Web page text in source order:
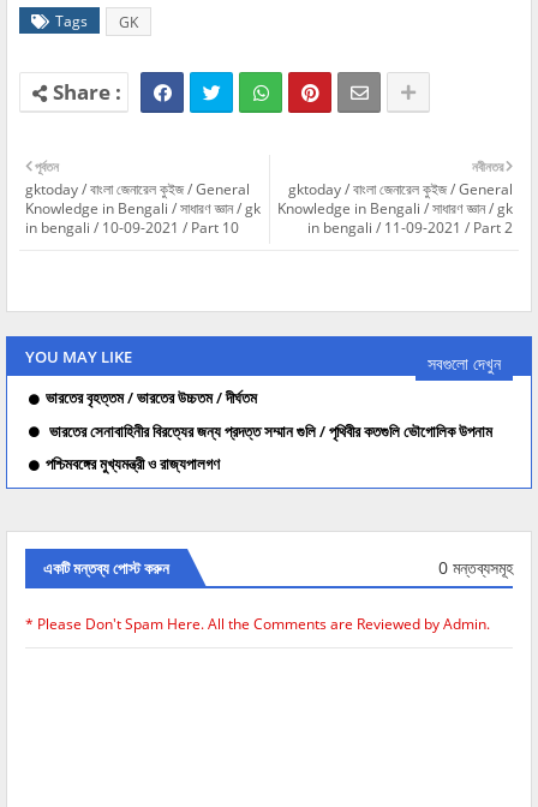
Tags GK
নবীনতর
gktoday / বাংলা জেনারেল কুইজ / General
Knowledge in Bengali / সাধারণ জ্ঞান / gk
in bengali / 11-09-2021 / Part 2
পূর্বতন
gktoday / বাংলা জেনারেল কুইজ / General
Knowledge in Bengali / সাধারণ জ্ঞান / gk
in bengali / 10-09-2021 / Part 10
YOU MAY LIKE সবগুলো দেখুন
ভারতের বৃহত্তম / ভারতের উচ্চতম / দীর্ঘতম
ভারতের সেনাবাহিনীর বিরত্যের জন্য প্রদত্ত সম্মান গুলি / পৃথিবীর কতগুলি ভৌগোলিক উপনাম
পশ্চিমবঙ্গের মুখ্যমন্ত্রী ও রাজ্যপালগণ
একটি মন্তব্য পোস্ট করুন 0 মন্তব্যসমূহ
* Please Don't Spam Here. All the Comments are Reviewed by Admin.